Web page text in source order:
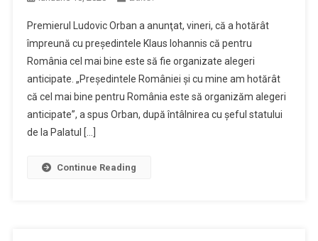
Premierul Ludovic Orban a anunţat, vineri, că a hotărât
împreună cu preşedintele Klaus Iohannis că pentru
România cel mai bine este să fie organizate alegeri
anticipate. „Preşedintele României şi cu mine am hotărât
că cel mai bine pentru România este să organizăm alegeri
anticipate”, a spus Orban, după întâlnirea cu şeful statului
de la Palatul […]
Continue Reading